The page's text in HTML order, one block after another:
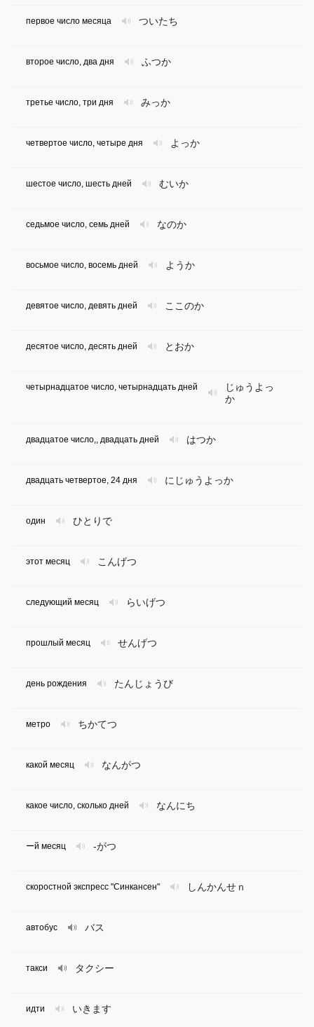
ついたち
первое число месяца
ふつか
второе число, два дня
みっか
третье число, три дня
よっか
четвертое число, четыре дня
むいか
шестое число, шесть дней
なのか
седьмое число, семь дней
ようか
восьмое число, восемь дней
ここのか
девятое число, девять дней
とおか
десятое число, десять дней
じゅうよっ
か
четырнадцатое число, четырнадцать дней
はつか
двадцатое число,, двадцать дней
にじゅうよっか
двадцать четвертое, 24 дня
ひとりで
один
こんげつ
этот месяц
らいげつ
следующий месяц
せんげつ
прошлый месяц
たんじょうび
день рождения
ちかてつ
метро
なんがつ
какой месяц
なんにち
какое число, сколько дней
-がつ
ーй месяц
しんかんせｎ
скоростной экспресс "Синкансен"
バス
автобус
タクシー
такси
いきます
идти